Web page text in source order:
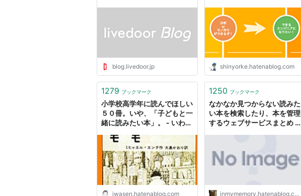
blog.livedoor.jp shinyorke.hatenablog.com
1279 ブックマーク
小学校高学年に読んでほしい
５０冊。いや、「子どもと一
緒に読みたい本」。 - いわせ
iwasen.hatenablog.com
1250 ブックマーク
なかなか見つからない読みた
い本を検索したり、本を管理
するウェブサービスまとめ -
inmymemory.hatenablog.com